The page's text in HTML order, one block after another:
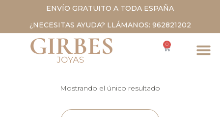
ENVÍO GRATUITO A TODA ESPAÑA
¿NECESITAS AYUDA? LLÁMANOS: 962821202
0
Mostrando el único resultado